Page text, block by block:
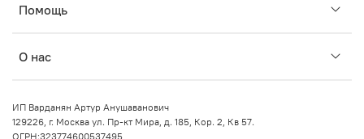
Помощь
О нас
ИП Варданян Артур Анушаванович
129226, г. Москва ул. Пр-кт Мира, д. 185, Кор. 2, Кв 57.
ОГРН:323774600537495